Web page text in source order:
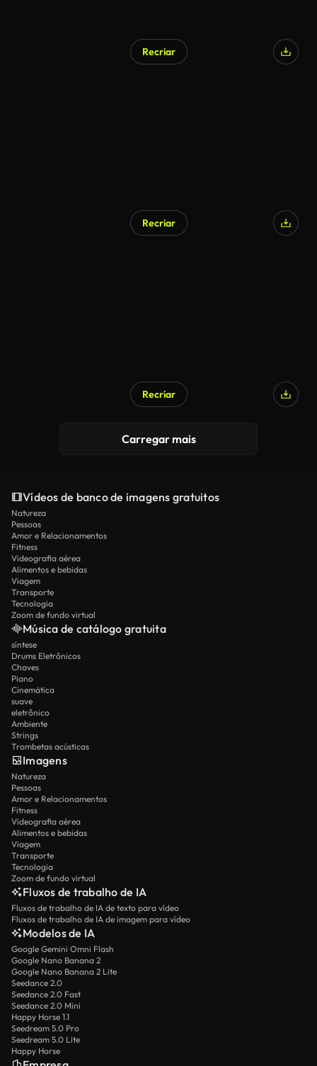
Recriar
Recriar
Recriar
Carregar mais
Vídeos de banco de imagens gratuitos
Natureza
Pessoas
Amor e Relacionamentos
Fitness
Videografia aérea
Alimentos e bebidas
Viagem
Transporte
Tecnologia
Zoom de fundo virtual
Música de catálogo gratuita
síntese
Drums Eletrônicos
Chaves
Piano
Cinemática
suave
eletrônico
Ambiente
Strings
Trombetas acústicas
Imagens
Natureza
Pessoas
Amor e Relacionamentos
Fitness
Videografia aérea
Alimentos e bebidas
Viagem
Transporte
Tecnologia
Zoom de fundo virtual
Fluxos de trabalho de IA
Fluxos de trabalho de IA de texto para vídeo
Fluxos de trabalho de IA de imagem para vídeo
Modelos de IA
Google Gemini Omni Flash
Google Nano Banana 2
Google Nano Banana 2 Lite
Seedance 2.0
Seedance 2.0 Fast
Seedance 2.0 Mini
Happy Horse 1.1
Seedream 5.0 Pro
Seedream 5.0 Lite
Happy Horse